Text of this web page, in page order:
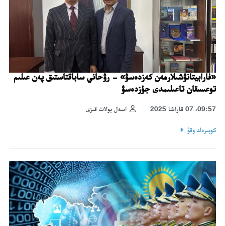
«فارابيتانۋشىلارمەن كەزدەسۋ» - رۋحاني ساباقتاستىق پەن عىلىم
توعىسقان تاعىلىمدى جۇزدەسۋ
اسەل بولات قىزى 09:57، 07 قاراشا 2025
كوبىرەك وقۋ